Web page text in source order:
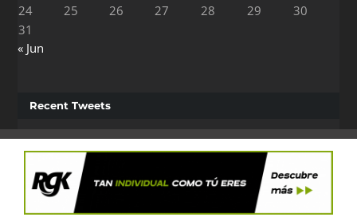
24
25 26 27 28 29
30
31
« Jun
Recent Tweets